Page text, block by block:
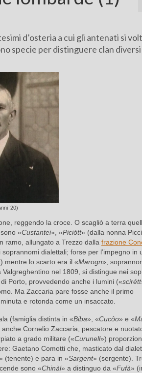
d’osteria a cui gli antenati si
specie per distinguere clan
’20)
reggendo la croce. O scagliò a terra
«Custantei», «Piciòtt» (dalla nonna
ramo, allungato a Trezzo dalla frazione
dialettali; forse per l’impegno in
mentre lo scarto era il «Marogn»,
nel 1809, si distingue nei
Porto, provvedendo anche i lumini («scirétt
Ma Zaccaria pare fosse anche il primo
e rotonda come un insaccato.
(famiglia distinta in «Biba», «Cucôo» e «
Cornelio Zaccaria, pescatore e
a grado militare («Curunell»)
Gaetano Comotti che, masticato dal
(tenente) e para in «Sargent» (sergente).
sono «Chinàl» a distinguo da «Fufà»